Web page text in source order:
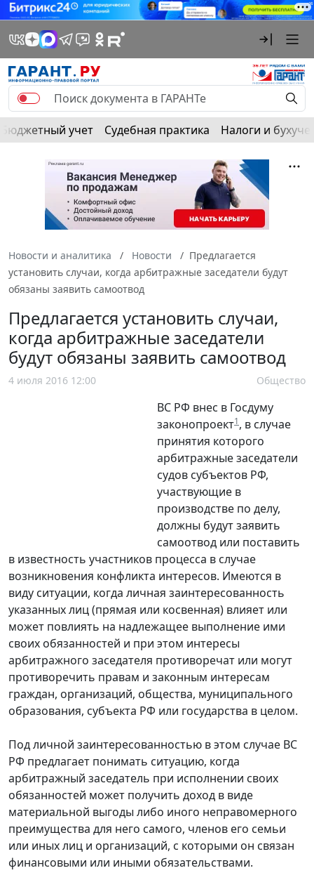
Бюджетный учет Судебная практика Налоги и
Новости и аналитика Новости
Предлагается
установить случаи, когда арбитражные заседатели будут
обязаны заявить самоотвод
Предлагается установить случаи,
когда арбитражные заседатели
будут обязаны заявить самоотвод
4 июля 2016 12:00 Общество
ВС РФ внес в Госдуму
законопроект1, в случае
принятия которого
арбитражные заседатели
судов субъектов РФ,
участвующие в
производстве по делу,
должны будут заявить
самоотвод или поставить
в известность участников процесса в случае
возникновения конфликта интересов. Имеются в
виду ситуации, когда личная заинтересованность
указанных лиц (прямая или косвенная) влияет или
может повлиять на надлежащее выполнение ими
своих обязанностей и при этом интересы
арбитражного заседателя противоречат или могут
противоречить правам и законным интересам
граждан, организаций, общества, муниципального
образования, субъекта РФ или государства в целом.
Под личной заинтересованностью в этом случае ВС
РФ предлагает понимать ситуацию, когда
арбитражный заседатель при исполнении своих
обязанностей может получить доход в виде
материальной выгоды либо иного неправомерного
преимущества для него самого, членов его семьи
или иных лиц и организаций, с которыми он связан
финансовыми или иными обязательствами.